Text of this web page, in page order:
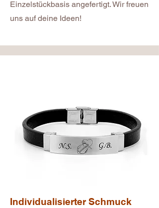
Einzelstückbasis angefertigt. Wir freuen
uns auf deine Ideen!
Individualisierter Schmuck